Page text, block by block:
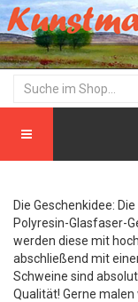
Die Geschenkidee:
Polyresin-Glasfaser-
werden diese mit
abschließend mit
Schweine sind
Qualität! Gerne